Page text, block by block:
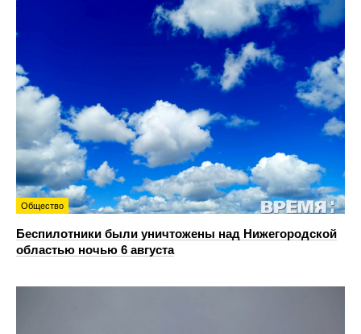
Общество
Беспилотники были уничтожены над Нижегородской
областью ночью 6 августа